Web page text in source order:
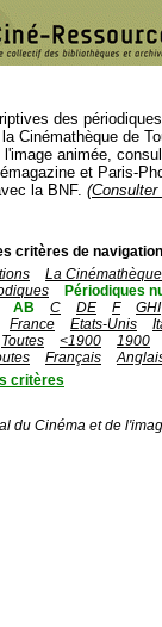
des
Cinémathèque de
l'image animée,
et Paris-
la BNF.
critères de
La
Périodiques
AB C DE F
GHI
France Etats-Unis
Toutes <1900
1900
Français
critères
du Cinéma et de